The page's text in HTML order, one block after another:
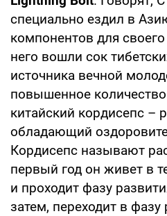
специально ездил в
компонентов для
него вошли сок
источника вечной
повышенное
китайский кордисепс –
обладающий
Кордисепс называют
первый год он живет в
и проходит фазу
затем, переходит в фазу